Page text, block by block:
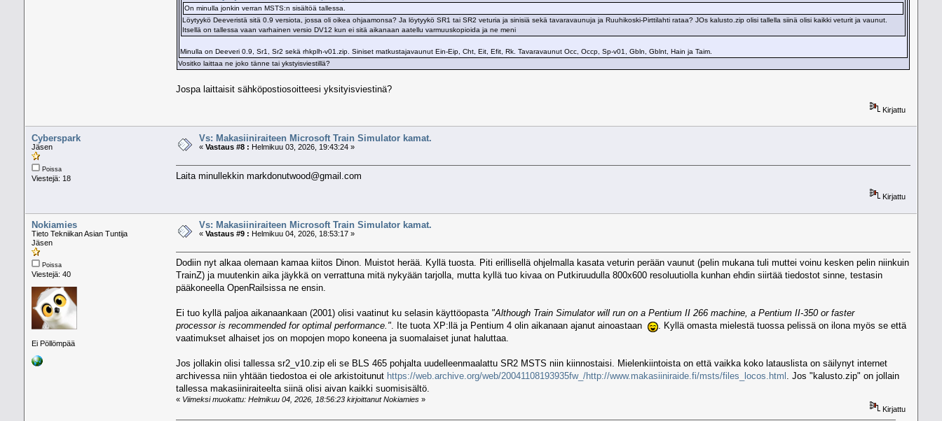
On minulla jonkin verran MSTS:n sisältöä tallessa.
Löytyykö Deeveristä sitä 0.9 versiota, jossa oli oikea ohjaamonsa? Ja löytyykö SR1 tai SR2 veturia ja sinisiä sekä tavaravaunuja ja Ruuhikoski-Pirttilahti rataa? JOs kalusto.zip olisi tallella siinä olisi kaikki veturit ja vaunut.
Itsellä on tallessa vaan varhainen versio DV12 kun ei sitä aikanaan aatellu varmuuskopioida ja ne meni
Minulla on Deeveri 0.9, Sr1, Sr2 sekä rhkplh-v01.zip. Siniset matkustajavaunut Ein-Eip, Cht, Eit, Efit, Rk. Tavaravaunut Occ, Occp, Sp-v01, Gbln, Gblnt, Hain ja Taim.
Vositko laittaa ne joko tänne tai ykstyisviestillä?
Jospa laittaisit sähköpostiosoitteesi yksityisviestinä?
Kirjattu
Cyberspark
Jäsen
Poissa
Viestejä: 18
Vs: Makasiiniraiteen Microsoft Train Simulator kamat.
« Vastaus #8 : Helmikuu 03, 2026, 19:43:24 »
Laita minullekkin markdonutwood@gmail.com
Kirjattu
Nokiamies
Tieto Tekniikan Asian Tuntija
Jäsen
Poissa
Viestejä: 40
Ei Pöllömpää
Vs: Makasiiniraiteen Microsoft Train Simulator kamat.
« Vastaus #9 : Helmikuu 04, 2026, 18:53:17 »
Dodiin nyt alkaa olemaan kamaa kiitos Dinon. Muistot herää. Kyllä tuosta. Piti erillisellä ohjelmalla kasata veturin perään vaunut (pelin mukana tuli muttei voinu kesken pelin niinkuin
TrainZ) ja muutenkin aika jäykkä on verrattuna mitä nykyään tarjolla, mutta kyllä tuo kivaa on Putkiruudulla 800x600 resoluutiolla kunhan ehdin siirtää tiedostot sinne, testasin
pääkoneella OpenRailsissa ne ensin.
Ei tuo kyllä paljoa aikanaankaan (2001) olisi vaatinut ku selasin käyttöopasta "Although Train Simulator will run on a Pentium II 266 machine, a Pentium II-350 or faster
processor is recommended for optimal performance.". Ite tuota XP:llä ja Pentium 4 olin aikanaan ajanut ainoastaan
. Kyllä omasta mielestä tuossa pelissä on ilona myös se että
vaatimukset alhaiset jos on mopojen mopo koneena ja suomalaiset junat haluttaa.
Jos jollakin olisi tallessa sr2_v10.zip eli se BLS 465 pohjalta uudelleenmaalattu SR2 MSTS niin kiinnostaisi. Mielenkiintoista on että vaikka koko latauslista on säilynyt internet
archivessa niin yhtään tiedostoa ei ole arkistoitunut https://web.archive.org/web/20041108193935fw_/http://www.makasiiniraide.fi/msts/files_locos.html . Jos "kalusto.zip" on jollain
tallessa makasiiniraiteelta siinä olisi aivan kaikki suomisisältö.
« Viimeksi muokattu: Helmikuu 04, 2026, 18:56:23 kirjoittanut Nokiamies »
Kirjattu